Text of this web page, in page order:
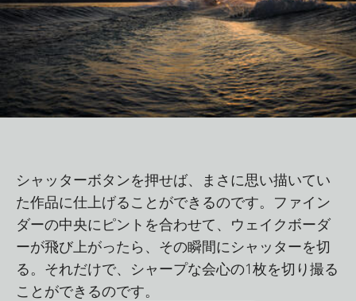
シャッターボタンを押せば、まさに思い描いてい
た作品に仕上げることができるのです。ファイン
ダーの中央にピントを合わせて、ウェイクボーダ
ーが飛び上がったら、その瞬間にシャッターを切
る。それだけで、シャープな会心の1枚を切り撮る
ことができるのです。